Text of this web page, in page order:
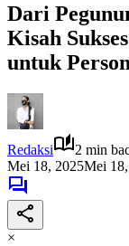
Dari
Kisah
untuk
Redaksi
2 min
Mei 18, 2025Mei
×